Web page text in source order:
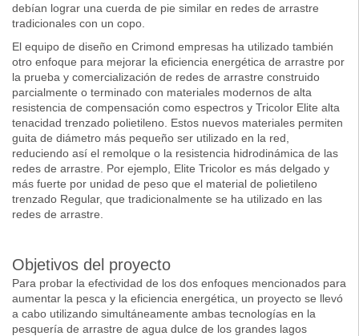
debían lograr una cuerda de pie similar en redes de arrastre
tradicionales con un copo.
El equipo de diseño en Crimond empresas ha utilizado también
otro enfoque para mejorar la eficiencia energética de arrastre por
la prueba y comercialización de redes de arrastre construido
parcialmente o terminado con materiales modernos de alta
resistencia de compensación como espectros y Tricolor Elite alta
tenacidad trenzado polietileno. Estos nuevos materiales permiten
guita de diámetro más pequeño ser utilizado en la red,
reduciendo así el remolque o la resistencia hidrodinámica de las
redes de arrastre. Por ejemplo, Elite Tricolor es más delgado y
más fuerte por unidad de peso que el material de polietileno
trenzado Regular, que tradicionalmente se ha utilizado en las
redes de arrastre.
Objetivos del proyecto
Para probar la efectividad de los dos enfoques mencionados para
aumentar la pesca y la eficiencia energética, un proyecto se llevó
a cabo utilizando simultáneamente ambas tecnologías en la
pesquería de arrastre de agua dulce de los grandes lagos